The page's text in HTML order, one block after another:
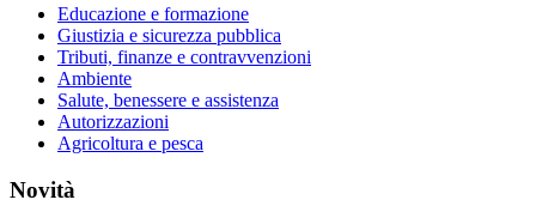
Educazione e formazione
Giustizia e sicurezza pubblica
Tributi, finanze e contravvenzioni
Ambiente
Salute, benessere e assistenza
Autorizzazioni
Agricoltura e pesca
Novità